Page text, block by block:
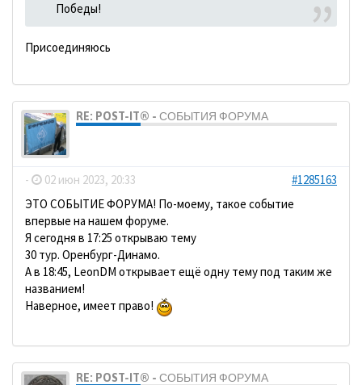
Победы!
Присоединяюсь
RE: POST-IT® - СОБЫТИЯ ФОРУМА
- 02 июн 2023, 20:33
#1285163
ЭТО СОБЫТИЕ ФОРУМА! По-моему, такое событие
впервые на нашем форуме.
Я сегодня в 17:25 открываю тему
30 тур. Оренбург-Динамо.
А в 18:45, LeonDM открывает ещё одну тему под таким же
названием!
Наверное, имеет право!
RE: POST-IT® - СОБЫТИЯ ФОРУМА